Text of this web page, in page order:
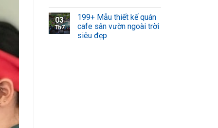
03
Th7
199+ Mẫu thiết kế quán
cafe sân vườn ngoài trời
siêu đẹp